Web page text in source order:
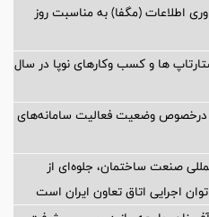
اطلاعات (مگفا) به مناسبت روز
ها و کسب وکارهای نوپا در سال
درخصوص وضعیت فعالیت سامانه‌های
صنعت ساختمان، جلوه‌ای از
اجرایی اتاق تعاون ایران است